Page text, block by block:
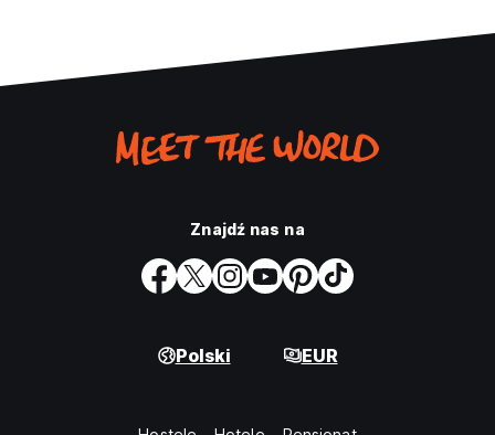
Znajdź nas na
Polski EUR